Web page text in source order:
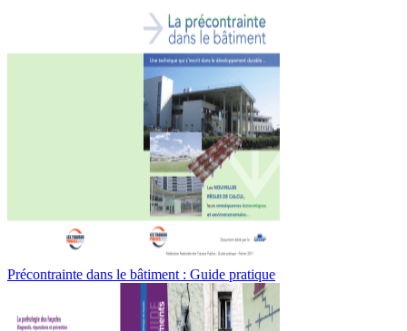
Précontrainte dans le bâtiment : Guide pratique